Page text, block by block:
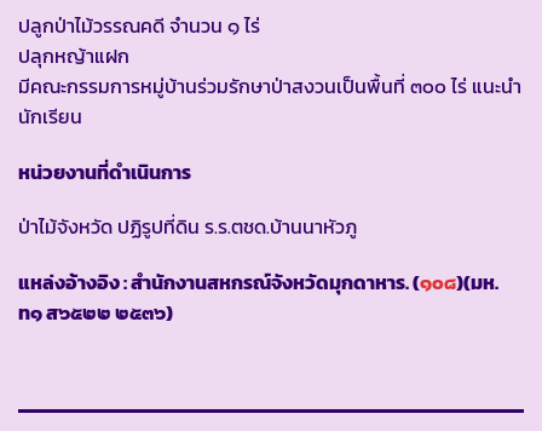
ปลูกป่าไม้วรรณคดี จำนวน ๑ ไร่
ปลุกหญ้าแฝก
มีคณะกรรมการหมู่บ้านร่วมรักษาป่าสงวนเป็นพื้นที่ ๓๐๐ ไร่ แนะนำ
นักเรียน
หน่วยงานที่ดำเนินการ
ป่าไม้จังหวัด ปฏิรูปที่ดิน ร.ร.ตชด.บ้านนาหัวภู
แหล่งอ้างอิง : สำนักงานสหกรณ์จังหวัดมุกดาหาร. (๑๐๘)(มห.
ท๑ ส๖๕๒๒ ๒๕๓๖)